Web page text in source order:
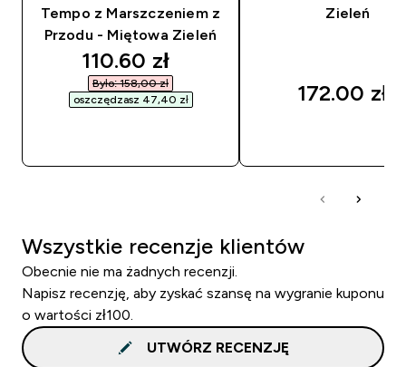
Tempo z Marszczeniem z
Przodu - Miętowa Zieleń
discounted price
110.60 zł‎
Było: 158,00 zł‎
oszczędzasz 47,40 zł‎
Zieleń
172.00 zł‎
Wszystkie recenzje klientów
Obecnie nie ma żadnych recenzji.
Napisz recenzję, aby zyskać szansę na wygranie kuponu
o wartości zł100.
UTWÓRZ RECENZJĘ